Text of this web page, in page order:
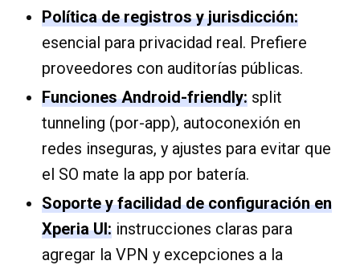
Política de registros y jurisdicción:
esencial para privacidad real. Prefiere
proveedores con auditorías públicas.
Funciones Android-friendly: split
tunneling (por-app), autoconexión en
redes inseguras, y ajustes para evitar que
el SO mate la app por batería.
Soporte y facilidad de configuración en
Xperia UI: instrucciones claras para
agregar la VPN y excepciones a la